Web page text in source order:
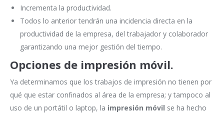
Incrementa la productividad.
Todos lo anterior tendrán una incidencia directa en la
productividad de la empresa, del trabajador y colaborador
garantizando una mejor gestión del tiempo.
Opciones de impresión móvil.
Ya determinamos que los trabajos de impresión no tienen por
qué que estar confinados al área de la empresa; y tampoco al
uso de un portátil o laptop, la impresión móvil se ha hecho